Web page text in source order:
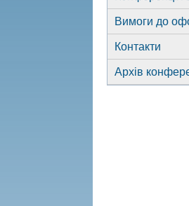
Вимоги до
Контакти
Архів